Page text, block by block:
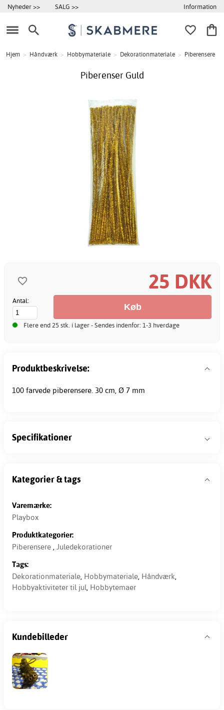
Nyheder >> SALG >> Information
Hjem > Håndværk > Hobbymateriale > Dekorationmateriale > Piberensere
Piberenser Guld
25 DKK
Antal:
Flere end 25 stk. i lager - Sendes indenfor: 1-3 hverdage
Produktbeskrivelse:
100 farvede piberensere . 30 cm, Ø 7 mm
Specifikationer
Kategorier & tags
Varemærke:
Playbox
Produktkategorier:
Piberensere , Juledekorationer
Tags:
Dekorationmateriale, Hobbymateriale, Håndværk,
Hobbyaktiviteter til jul, Hobbytemaer
Kundebilleder